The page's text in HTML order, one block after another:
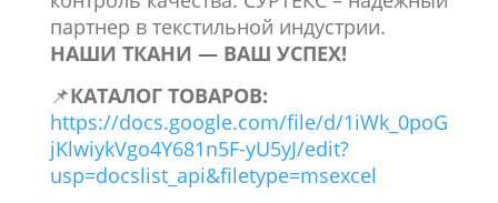
партнер в текстильной индустрии.
НАШИ ТКАНИ — ВАШ УСПЕХ!
📌КАТАЛОГ ТОВАРОВ:
https://docs.google.com/file/d/1iWk_0poG
jKlwiykVgo4Y681n5F-yU5yJ/edit?
usp=docslist_api&filetype=msexcel